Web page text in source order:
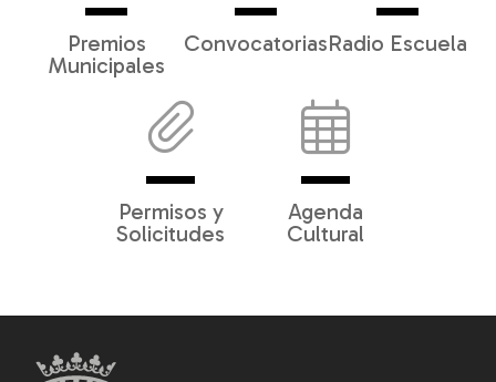
Premios
Municipales
ConvocatoriasRadio Escuela
Permisos y
Solicitudes
Agenda
Cultural